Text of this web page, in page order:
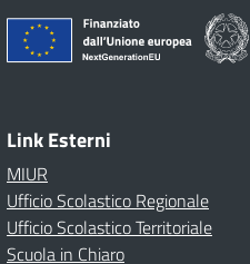
Link Esterni
MIUR
Ufficio Scolastico Regionale
Ufficio Scolastico Territoriale
Scuola in Chiaro